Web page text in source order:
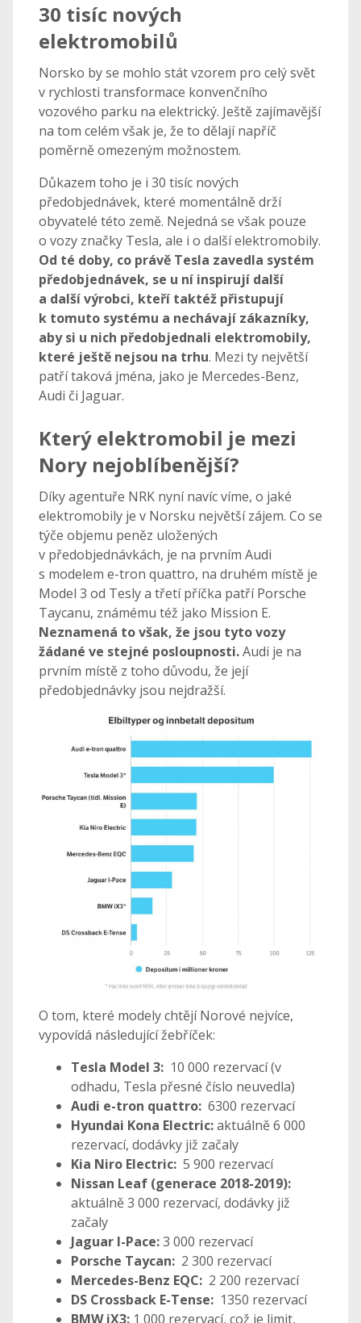
30 tisíc nových
elektromobilů
Norsko by se mohlo stát vzorem pro celý svět
v rychlosti transformace konvenčního
vozového parku na elektrický. Ještě zajímavější
na tom celém však je, že to dělají napříč
poměrně omezeným možnostem.
Důkazem toho je i 30 tisíc nových
předobjednávek, které momentálně drží
obyvatelé této země. Nejedná se však pouze
o vozy značky Tesla, ale i o další elektromobily.
Od té doby, co právě Tesla zavedla systém
předobjednávek, se u ní inspirují další
a další výrobci, kteří taktéž přistupují
k tomuto systému a nechávají zákazníky,
aby si u nich předobjednali elektromobily,
které ještě nejsou na trhu. Mezi ty největší
patří taková jména, jako je Mercedes-Benz,
Audi či Jaguar.
Který elektromobil je mezi
Nory nejoblíbenější?
Díky agentuře NRK nyní navíc víme, o jaké
elektromobily je v Norsku největší zájem. Co se
týče objemu peněz uložených
v předobjednávkách, je na prvním Audi
s modelem e-tron quattro, na druhém místě je
Model 3 od Tesly a třetí příčka patří Porsche
Taycanu, známému též jako Mission E.
Neznamená to však, že jsou tyto vozy
žádané ve stejné posloupnosti.Audi je na
prvním místě z toho důvodu, že její
předobjednávky jsou nejdražší.
O tom, které modely chtějí Norové nejvíce,
vypovídá následující žebříček:
Tesla Model 3: 10 000 rezervací (v
odhadu, Tesla přesné číslo neuvedla)
Audi e-tron quattro: 6300 rezervací
Hyundai Kona Electric:aktuálně 6 000
rezervací, dodávky již začaly
Kia Niro Electric: 5 900 rezervací
Nissan Leaf (generace 2018-2019):
aktuálně 3 000 rezervací, dodávky již
začaly
Jaguar I-Pace:3 000 rezervací
Porsche Taycan: 2 300 rezervací
Mercedes-Benz EQC: 2 200 rezervací
DS Crossback E-Tense: 1350 rezervací
BMW iX3: 1 000 rezervací, což je limit,